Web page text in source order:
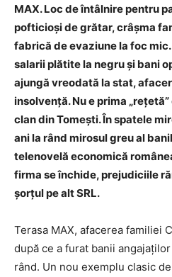
MAX. Loc de întâlnire pentru
pofticioși de grătar, crâșma
fabrică de evaziune la foc
salarii plătite la negru și bani
ajungă vreodată la stat,
insolvență. Nu e prima
clan din Tomești. În spatele
ani la rând mirosul greu al
telenovelă economică
firma se închide, prejudiciile
șorțul pe alt SRL.
Terasa MAX, afacerea familiei
după ce a furat banii
rând. Un nou exemplu clasic